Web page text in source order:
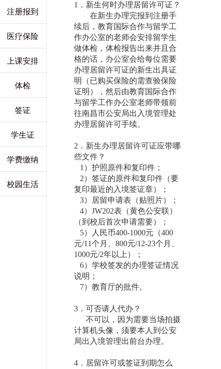
注册报到
医疗保险
上课安排
体检
签证
学生证
学费缴纳
校园生活
1 ．新生何时办理居留许可证？
在新生办理完报到注册手
续后，教育国际合作与留学工
作办公室的老师会安排留学生
做体检，体检报告出来并且合
格的话，办公室会给每位需要
办理居留许可证的新生出具证
明（已购买保险的需查验保险
证明），然后由教育国际合作
与留学工作办公室老师带领前
往南昌市公安局出入境管理处
办理居留许可手续。
2 ．新生办理居留许可证应带哪
些文件？
1 ）护照原件和复印件；
2）签证的原件和复印件（要
复印最近的入境签证章）；
3）居留申请表（贴照片）；
4） JW202表（黄色公安联）
（到校后首次申请需要）；
5）人民币400-1000元（400
元/11个月、 800元/12-23个月、
1000元/2年以上）；
6）学校签发的办理签证情况
说明；
7）教育厅的批件。
3 ．可否请人代办？
不可以，因为需要当场拍摄
计算机头像，须要本人到公安
局出入境管理出前台办理。
4 ．居留许可或签证到期怎么